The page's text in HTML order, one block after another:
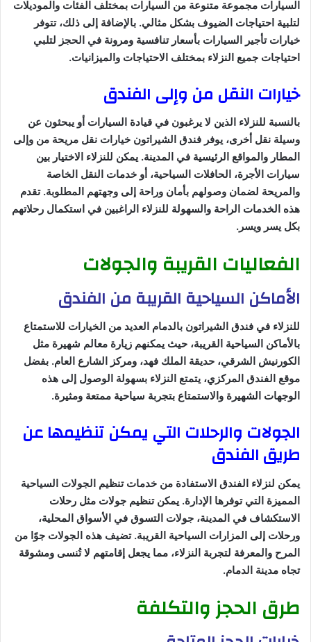
السيارات مجموعة متنوعة من السيارات بمختلف الفئات والموديلات
لتلبية احتياجات الضيوف بشكل مثالي. بالإضافة إلى ذلك، تتوفر
خيارات تأجير السيارات بأسعار تنافسية ومرونة في الحجز لتلبي
احتياجات جميع النزلاء بمختلف الاحتياجات والميزانيات.
خيارات النقل من وإلى الفندق
بالنسبة للنزلاء الذين لا يرغبون في قيادة السيارات أو يبحثون عن
وسيلة نقل أخرى، يوفر فندق الشيراتون خيارات نقل مريحة من وإلى
المطار والمواقع الرئيسية في المدينة. يمكن للنزلاء الاختيار بين
سيارات الأجرة، الحافلات السياحية، أو خدمات النقل الخاصة
والمريحة لضمان وصولهم بأمان وراحة إلى وجهتهم المطلوبة. تقدم
هذه الخدمات الراحة والسهولة للنزلاء الراغبين في استكمال رحلاتهم
بكل يسر ويسر.
الفعاليات القريبة والجولات
الأماكن السياحية القريبة من الفندق
للنزلاء في فندق الشيراتون بالدمام العديد من الخيارات للاستمتاع
بالأماكن السياحية القريبة، حيث يمكنهم زيارة معالم شهيرة مثل
الكورنيش الشرقي، حديقة الملك فهد، ومركز الشارع العام. بفضل
موقع الفندق المركزي، يتمتع النزلاء بسهولة الوصول إلى هذه
الوجهات الشهيرة والاستمتاع بتجربة سياحية ممتعة ومثيرة.
الجولات والرحلات التي يمكن تنظيمها عن
طريق الفندق
يمكن لنزلاء الفندق الاستفادة من خدمات تنظيم الجولات السياحية
المميزة التي توفرها الإدارة. يمكن تنظيم جولات مثل رحلات
الاستكشاف في المدينة، جولات التسوق في الأسواق المحلية،
ورحلات إلى المزارات السياحية القريبة. تضيف هذه الجولات جوًا من
المرح والمعرفة لتجربة النزلاء، مما يجعل إقامتهم لا تُنسى ومشوقة
تجاه مدينة الدمام.
طرق الحجز والتكلفة